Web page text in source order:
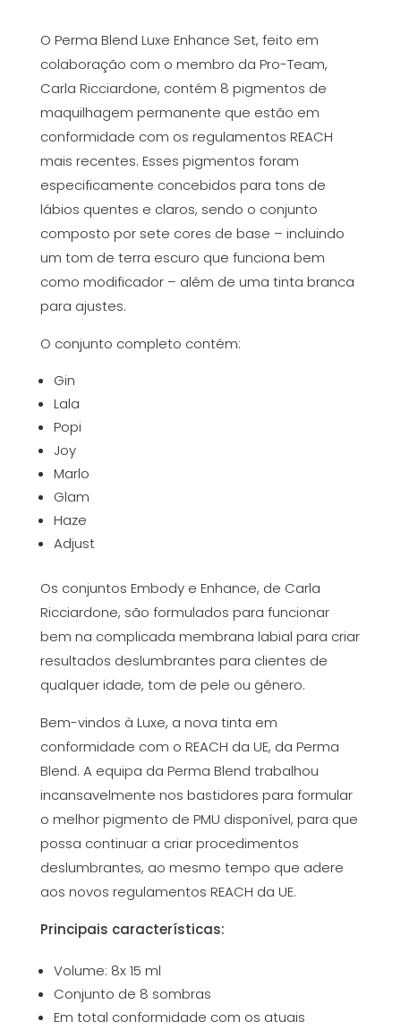
Set
-
8x
15
ml
O Perma Blend Luxe Enhance Set, feito em
colaboração com o membro da Pro-Team,
Carla Ricciardone, contém 8 pigmentos de
maquilhagem permanente que estão em
conformidade com os regulamentos REACH
mais recentes. Esses pigmentos foram
especificamente concebidos para tons de
lábios quentes e claros, sendo o conjunto
composto por sete cores de base – incluindo
um tom de terra escuro que funciona bem
como modificador – além de uma tinta branca
para ajustes.
O conjunto completo contém:
Gin
Lala
Popi
Joy
Marlo
Glam
Haze
Adjust
Os conjuntos Embody e Enhance, de Carla
Ricciardone, são formulados para funcionar
bem na complicada membrana labial para criar
resultados deslumbrantes para clientes de
qualquer idade, tom de pele ou género.
Bem-vindos à Luxe, a nova tinta em
conformidade com o REACH da UE, da Perma
Blend. A equipa da Perma Blend trabalhou
incansavelmente nos bastidores para formular
o melhor pigmento de PMU disponível, para que
possa continuar a criar procedimentos
deslumbrantes, ao mesmo tempo que adere
aos novos regulamentos REACH da UE.
Principais características:
Volume: 8x 15 ml
Conjunto de 8 sombras
Em total conformidade com os atuais